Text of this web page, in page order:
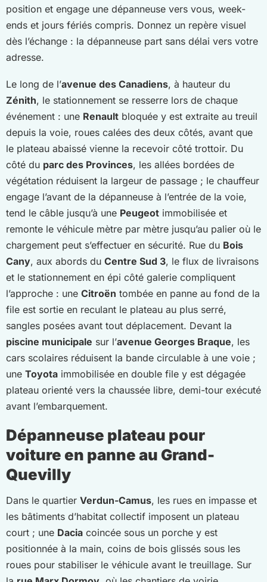
position et engage une dépanneuse vers vous, week-
ends et jours fériés compris. Donnez un repère visuel
dès l’échange : la dépanneuse part sans délai vers votre
adresse.
Le long de l’avenue des Canadiens, à hauteur du
Zénith, le stationnement se resserre lors de chaque
événement : une Renault bloquée y est extraite au treuil
depuis la voie, roues calées des deux côtés, avant que
le plateau abaissé vienne la recevoir côté trottoir. Du
côté du parc des Provinces, les allées bordées de
végétation réduisent la largeur de passage ; le chauffeur
engage l’avant de la dépanneuse à l’entrée de la voie,
tend le câble jusqu’à une Peugeot immobilisée et
remonte le véhicule mètre par mètre jusqu’au palier où le
chargement peut s’effectuer en sécurité. Rue du Bois
Cany, aux abords du Centre Sud 3, le flux de livraisons
et le stationnement en épi côté galerie compliquent
l’approche : une Citroën tombée en panne au fond de la
file est sortie en reculant le plateau au plus serré,
sangles posées avant tout déplacement. Devant la
piscine municipale sur l’avenue Georges Braque, les
cars scolaires réduisent la bande circulable à une voie ;
une Toyota immobilisée en double file y est dégagée
plateau orienté vers la chaussée libre, demi-tour exécuté
avant l’embarquement.
Dépanneuse plateau pour
voiture en panne au Grand-
Quevilly
Dans le quartier Verdun-Camus, les rues en impasse et
les bâtiments d’habitat collectif imposent un plateau
court ; une Dacia coincée sous un porche y est
positionnée à la main, coins de bois glissés sous les
roues pour stabiliser le véhicule avant le treuillage. Sur